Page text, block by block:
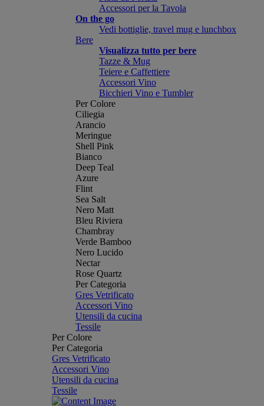
Accessori per la Tavola
On the go
Vedi bottiglie, travel mug e lunchbox
Bere
Visualizza tutto per bere
Tazze & Mug
Teiere e Caffettiere
Accessori Vino
Bicchieri Vino e Tumbler
Per Colore
Ciliegia
Arancio
Meringue
Shell Pink
Bianco
Deep Teal
Azure
Flint
Sea Salt
Nero Matt
Bleu Riviera
Chambray
Verde Bamboo
Nero Lucido
Nectar
Rose Quartz
Per Categoria
Gres Vetrificato
Accessori Vino
Utensili da cucina
Tessile
Per Colore
Per Categoria
Gres Vetrificato
Accessori Vino
Utensili da cucina
Tessile